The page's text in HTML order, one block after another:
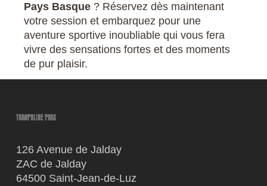
Pays Basque ? Réservez dès maintenant
votre session et embarquez pour une
aventure sportive inoubliable qui vous fera
vivre des sensations fortes et des moments
de pur plaisir.
TRAMPOLINE PARK
126 Avenue de Jalday
ZAC de Jalday
64500 Saint-Jean-de-Luz